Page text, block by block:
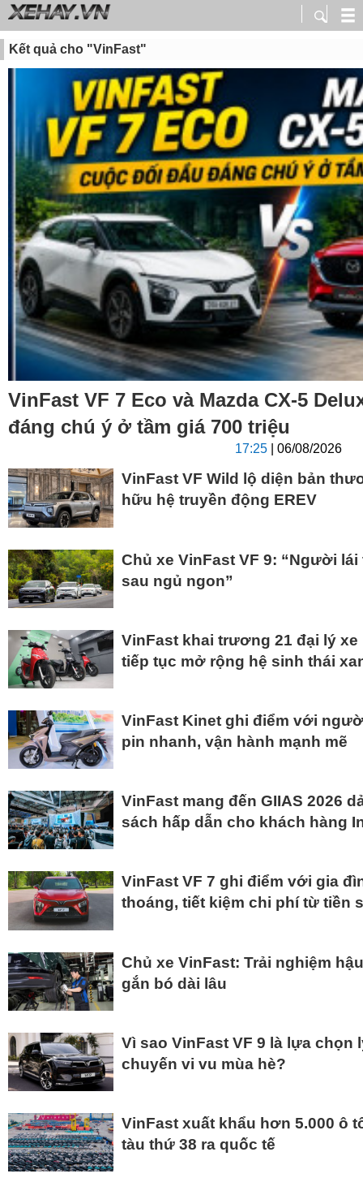
Kết quả cho "VinFast"
VinFast VF 7 Eco và Mazda CX-5
đáng chú ý ở tầm giá 700 triệu
17:25 | 06/08/2026
VinFast VF Wild lộ diện bản
hữu hệ truyền động EREV
Chủ xe VinFast VF 9: “Người
sau ngủ ngon”
VinFast khai trương 21 đại lý
tiếp tục mở rộng hệ sinh thái
VinFast Kinet ghi điểm với
pin nhanh, vận hành mạnh mẽ
VinFast mang đến GIIAS 2026
sách hấp dẫn cho khách hàng
VinFast VF 7 ghi điểm với gia
thoáng, tiết kiệm chi phí từ tiền
Chủ xe VinFast: Trải nghiệm
gắn bó dài lâu
Vì sao VinFast VF 9 là lựa
chuyến vi vu mùa hè?
VinFast xuất khẩu hơn 5.000 ô
tàu thứ 38 ra quốc tế